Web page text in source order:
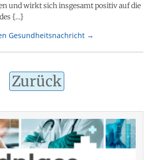
und wirkt sich insgesamt positiv auf die
{…}
Gesundheitsnachricht →
Zurück